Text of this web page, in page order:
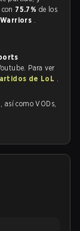
con 75.7% de los
.
Para ver
de LoL .
, así como VODs,